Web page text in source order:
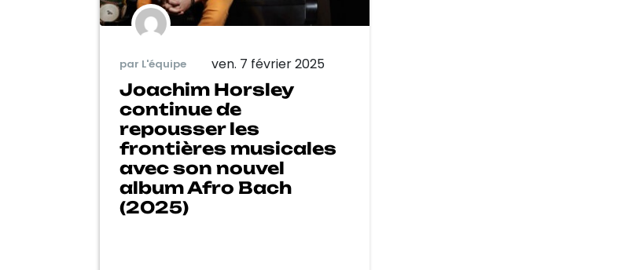
par L'équipe ven. 7 février 2025
Joachim Horsley
continue de
repousser les
frontières musicales
avec son nouvel
album Afro Bach
(2025)